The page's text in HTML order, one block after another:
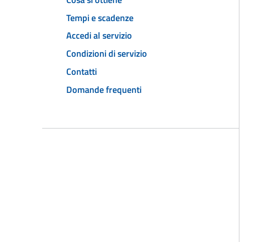
Tempi e scadenze
Accedi al servizio
Condizioni di servizio
Contatti
Domande frequenti